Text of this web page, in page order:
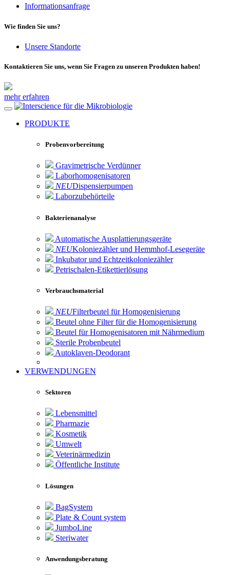
Informationsanfrage
Wie finden Sie uns?
Unsere Standorte
Kontaktieren Sie uns, wenn Sie Fragen zu unseren Produkten haben!
mehr erfahren
für die Mikrobiologie
PRODUKTE
Probenvorbereitung
Gravimetrische Verdünner
Laborhomogenisatoren
NEUDispensierpumpen
Laborzubehörteile
Bakterienanalyse
Automatische Ausplattierungsgeräte
NEUKoloniezähler und Hemmhof-Lesegeräte
Inkubator und Echtzeitkoloniezähler
Petrischalen-Etikettierlösung
Verbrauchsmaterial
NEUFilterbeutel für Homogenisierung
Beutel ohne Filter für die Homogenisierung
Beutel für Homogenisatoren mit Nährmedium
Sterile Probenbeutel
Autoklaven-Deodorant
VERWENDUNGEN
Sektoren
Lebensmittel
Pharmazie
Kosmetik
Umwelt
Veterinärmedizin
Öffentliche Institute
Lösungen
BagSystem
Plate & Count system
JumboLine
Steriwater
Anwendungsberatung